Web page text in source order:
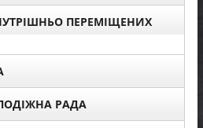
ПЕРЕМІЩЕНИХ
РАДА